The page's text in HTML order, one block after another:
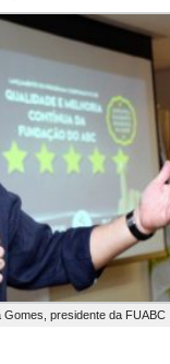
Gomes, presidente da FUABC